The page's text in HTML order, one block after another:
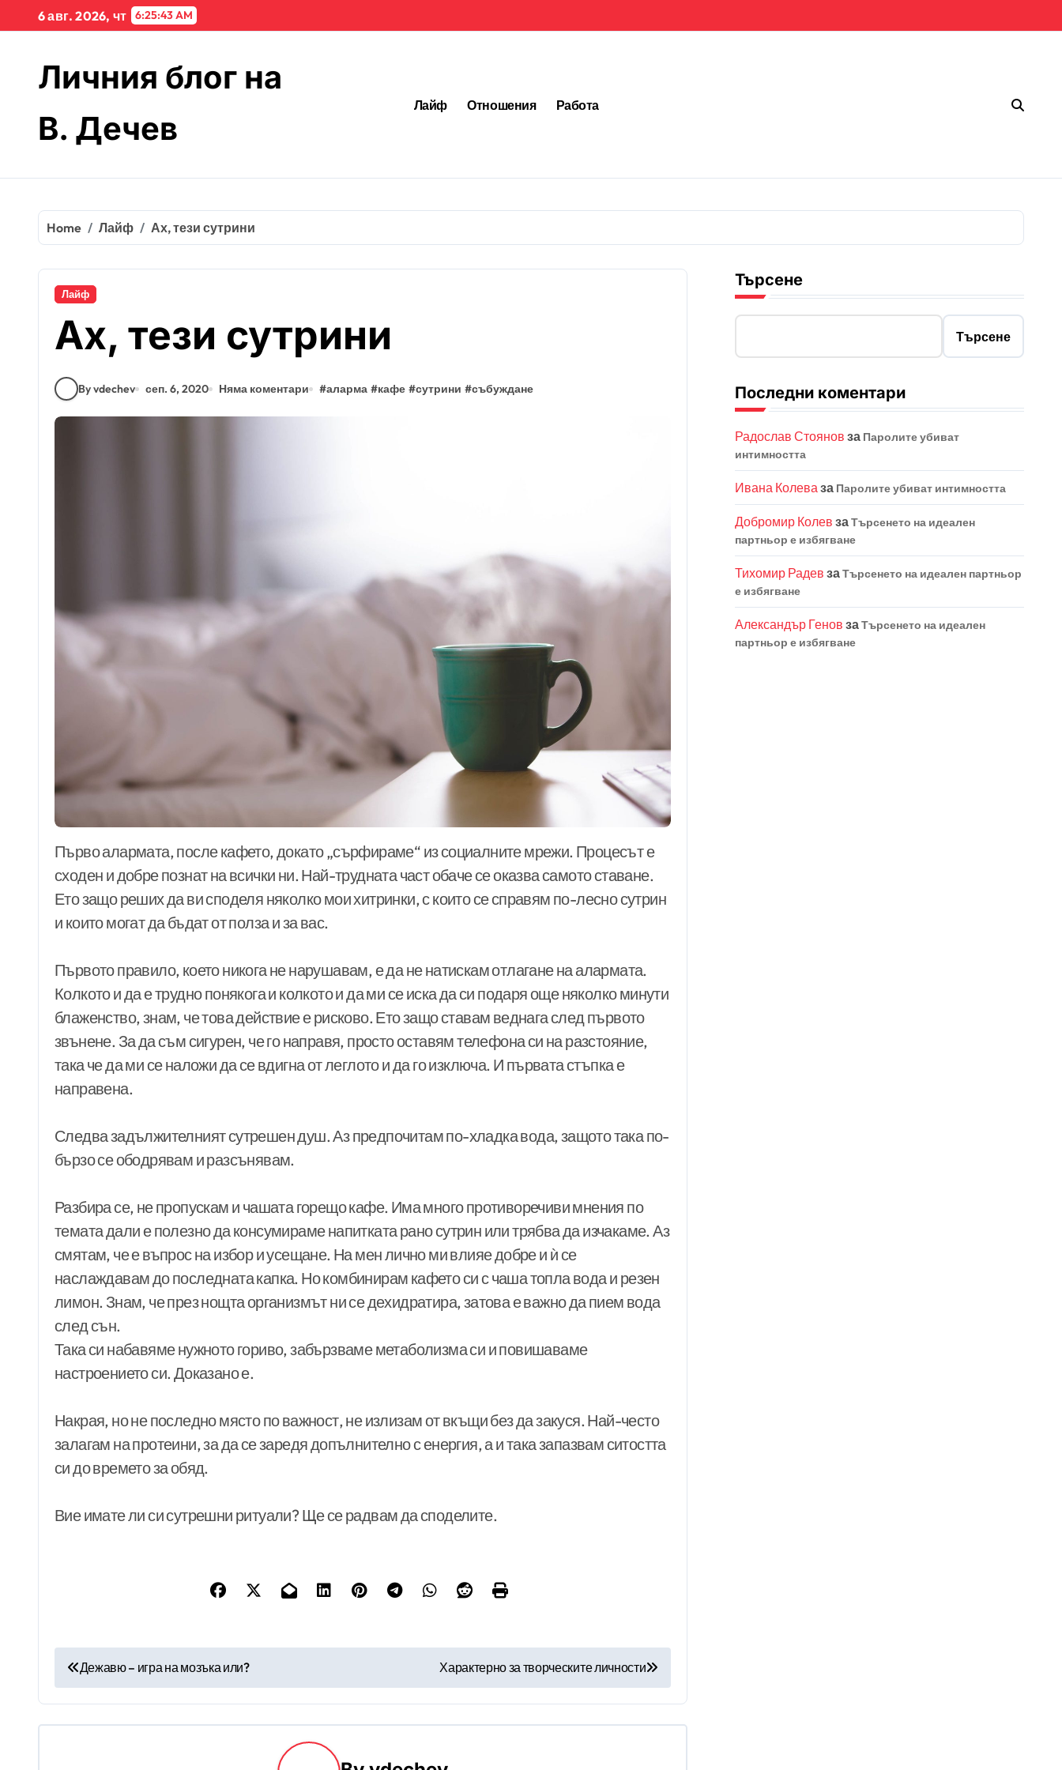
6 авг. 2026, чт 6:25:44 AM
Личния блог на
В. Дечев
Лайф Отношения Работа
Home Лайф Ах, тези сутрини
Лайф
Ах, тези сутрини
By vdechev сеп. 6, 2020 Няма коментари #аларма #кафе #сутрини #събуждане
Първо алармата, после кафето, докато „сърфираме“ из социалните мрежи. Процесът е
сходен и добре познат на всички ни. Най-трудната част обаче се оказва самото ставане.
Ето защо реших да ви споделя няколко мои хитринки, с които се справям по-лесно сутрин
и които могат да бъдат от полза и за вас.
Първото правило, което никога не нарушавам, е да не натискам отлагане на алармата.
Колкото и да е трудно понякога и колкото и да ми се иска да си подаря още няколко минути
блаженство, знам, че това действие е рисково. Ето защо ставам веднага след първото
звънене. За да съм сигурен, че го направя, просто оставям телефона си на разстояние,
така че да ми се наложи да се вдигна от леглото и да го изключа. И първата стъпка е
направена.
Следва задължителният сутрешен душ. Аз предпочитам по-хладка вода, защото така по-
бързо се ободрявам и разсънявам.
Разбира се, не пропускам и чашата горещо кафе. Има много противоречиви мнения по
темата дали е полезно да консумираме напитката рано сутрин или трябва да изчакаме. Аз
смятам, че е въпрос на избор и усещане. На мен лично ми влияе добре и ѝ се
наслаждавам до последната капка. Но комбинирам кафето си с чаша топла вода и резен
лимон. Знам, че през нощта организмът ни се дехидратира, затова е важно да пием вода
след сън.
Така си набавяме нужното гориво, забързваме метаболизма си и повишаваме
настроението си. Доказано е.
Накрая, но не последно място по важност, не излизам от вкъщи без да закуся. Най-често
залагам на протеини, за да се заредя допълнително с енергия, а и така запазвам ситостта
си до времето за обяд.
Вие имате ли си сутрешни ритуали? Ще се радвам да споделите.
Н
а
в
Дежавю – игра на мозъка или? Характерно за творческите личности
Търсене
Търсене
Последни коментари
Радослав Стоянов за Паролите убиват
интимността
Ивана Колеваза Паролите убиват интимността
Добромир Колев заТърсенето на идеален
партньор е избягване
Тихомир Радев заТърсенето на идеален партньор
е избягване
Александър Генов заТърсенето на идеален
партньор е избягване